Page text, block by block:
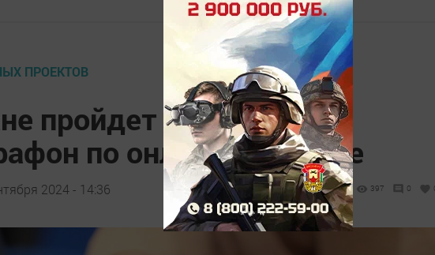
ПРОЕКТОВ
пройдет обучающий
по онлайн-торговле
2024 - 14:36 397 0